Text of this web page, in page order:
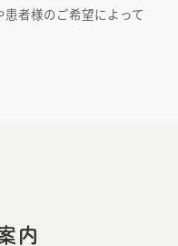
者様のご希望によって
内